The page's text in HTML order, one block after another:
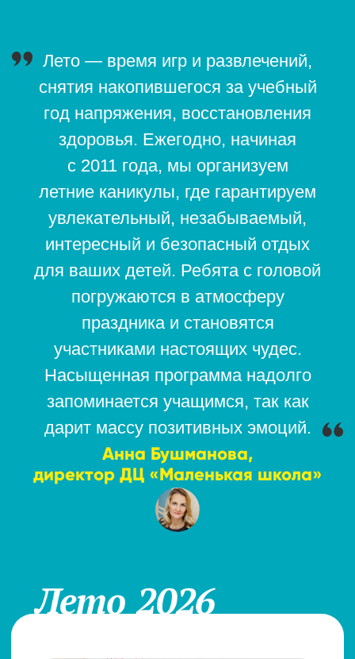
Насыщенная программа надолго
запоминается учащимся, так как
Анна Бушманова,
директор ДЦ «Маленькая школа»
Программа
Мы подготовили новую
интересную программу!
PRO Креатив: много творчества,
создание собственной коллекции